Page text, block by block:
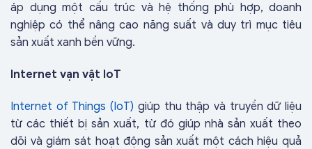
áp dụng một cấu trúc và hệ thống phù hợp, doanh
nghiệp có thể nâng cao năng suất và duy trì mục tiêu
sản xuất xanh bền vững.
Internet vạn vật IoT
Internet of Things (IoT) giúp thu thập và truyền dữ liệu
từ các thiết bị sản xuất, từ đó giúp nhà sản xuất theo
dõi và giám sát hoạt động sản xuất một cách hiệu quả